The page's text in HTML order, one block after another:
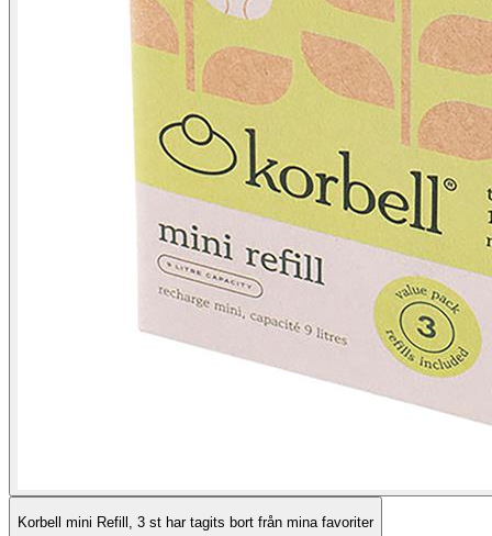
Korbell mini Refill, 3 st har tagits bort från mina favoriter